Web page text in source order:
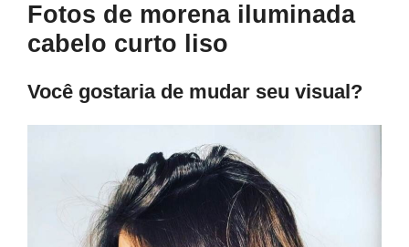
Fotos de morena iluminada
cabelo curto liso
Você gostaria de mudar seu visual?